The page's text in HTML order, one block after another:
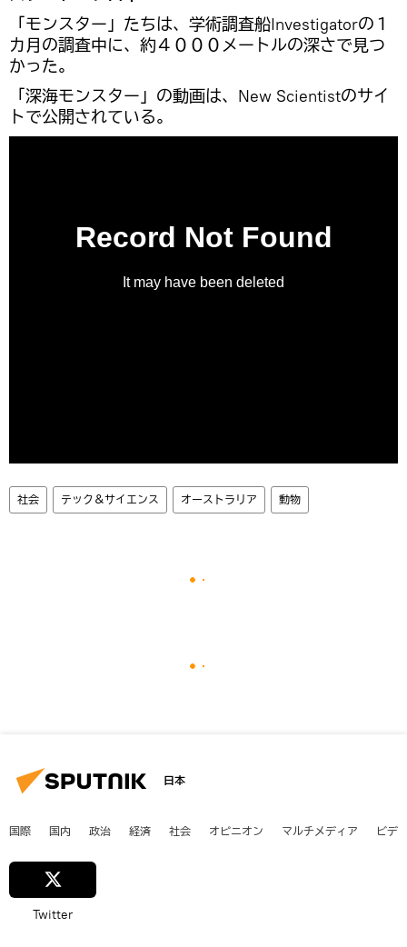
「モンスター」たちは、学術調査船Investigatorの１
カ月の調査中に、約４０００メートルの深さで見つ
かった。
「深海モンスター」の動画は、New Scientistのサイ
トで公開されている。
社会 テック＆サイエンス オーストラリア 動物
日本
国際 国内 政治 経済 社会 オピニオン マルチメディア ビデ
Twitter